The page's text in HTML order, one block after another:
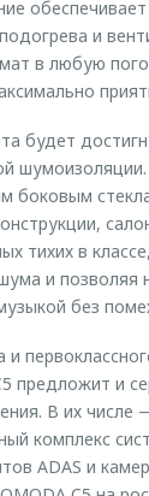
и
в любую
будет
боковым
тихих в
и позволяя
без
предложит и
В их числе
комплекс
ADAS и